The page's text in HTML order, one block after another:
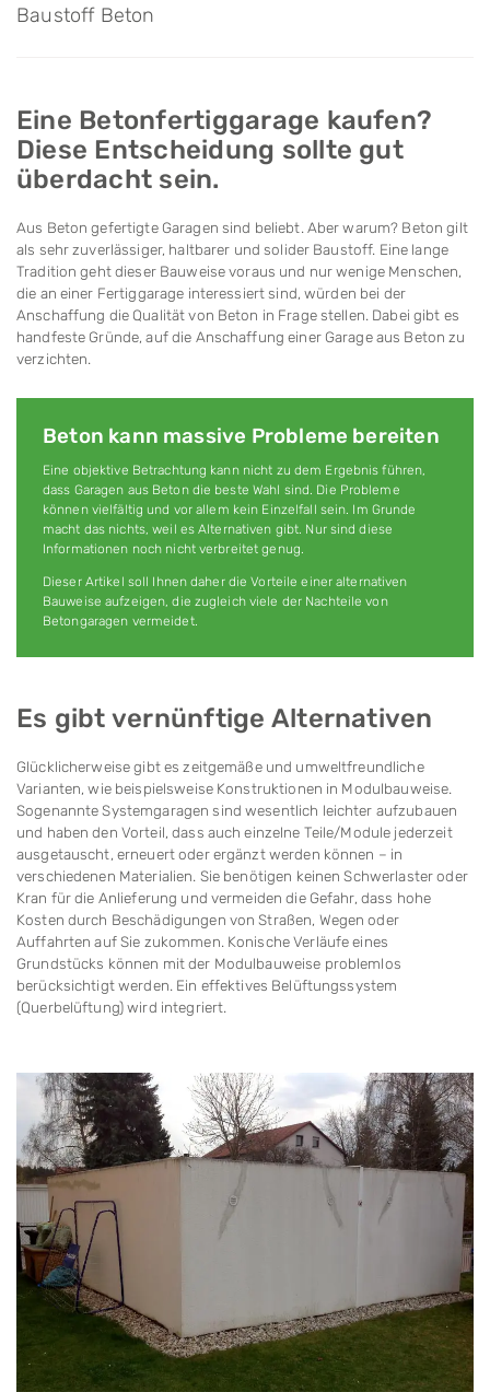
Baustoff Beton
Eine Betonfertiggarage kaufen?
Diese Entschei­dung sollte gut
überdacht sein.
Aus Beton gefertigte Garagen sind beliebt. Aber warum? Beton gilt
als sehr zuverlässiger, haltbarer und solider Baustoff. Eine lange
Tradition geht dieser Bauweise voraus und nur wenige Menschen,
die an einer Fertig­garage interessiert sind, würden bei der
Anschaffung die Qualität von Beton in Frage stellen. Dabei gibt es
hand­feste Gründe, auf die Anschaffung einer Garage aus Beton zu
verzichten.
Beton kann massive Probleme bereiten
Eine objektive Betrachtung kann nicht zu dem Ergebnis führen,
dass Garagen aus Beton die beste Wahl sind. Die Probleme
können vielfältig und vor allem kein Einzelfall sein. Im Grunde
macht das nichts, weil es Alternativen gibt. Nur sind diese
Informationen noch nicht verbreitet genug.
Dieser Artikel soll Ihnen daher die Vorteile einer alter­nativen
Bauweise aufzeigen, die zugleich viele der Nachteile von
Betongaragen vermeidet.
Es gibt vernünftige Alternativen
Glücklicherweise gibt es zeitgemäße und umwelt­freund­liche
Varianten, wie beispielsweise Konstruk­tionen in Modulbauweise.
Sogenannte System­garagen sind we­sentlich leichter aufzubauen
und haben den Vorteil, dass auch einzelne Teile/Module jederzeit
ausgetauscht, erneuert oder ergänzt werden können – in
verschiedenen Materialien. Sie benötigen keinen Schwerlaster oder
Kran für die Anlieferung und vermeiden die Gefahr, dass hohe
Kosten durch Beschädigungen von Straßen, Wegen oder
Auffahrten auf Sie zukommen. Konische Ver­läufe eines
Grundstücks können mit der Modul­bauweise problemlos
berücksichtigt werden. Ein effektives Belüftungssystem
(Querbelüftung) wird integriert.